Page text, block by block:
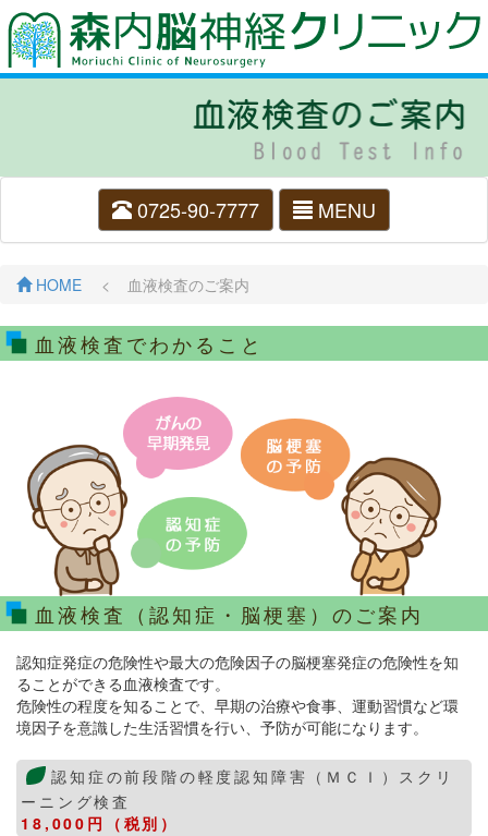
0725-90-7777 MENU
HOME < 血液検査のご案内
血液検査でわかること
血液検査（認知症・脳梗塞）のご案内
認知症発症の危険性や最大の危険因子の脳梗塞発症の危険性を知
ることができる血液検査です。
危険性の程度を知ることで、早期の治療や食事、運動習慣など環
境因子を意識した生活習慣を行い、予防が可能になります。
認知症の前段階の軽度認知障害（ＭＣＩ）スクリ
ーニング検査
18,000円（税別）